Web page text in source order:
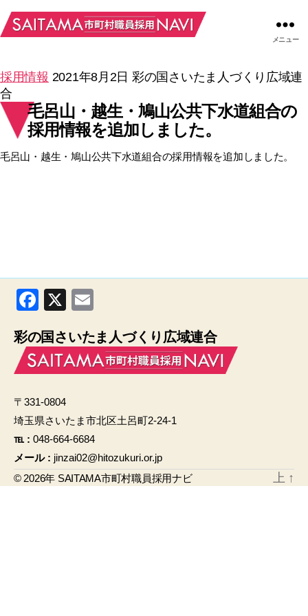
メニュー
採用情報 2021年8月2日 彩の国さいたま人づくり広域連
合
毛呂山・越生・鳩山公共下水道組合の
採用情報を追加しました。
毛呂山・越生・鳩山公共下水道組合の採用情報を追加しました。
F
c
e
o
o
k
X
ail
彩の国さいたま人づくり広域連合
〒331-0804
埼玉県さいたま市北区土呂町2-24-1
℡ : 048-664-6684
メール : jinzai02@hitozukuri.or.jp
© 2026年 SAITAMA市町村職員採用ナビ 上 ↑